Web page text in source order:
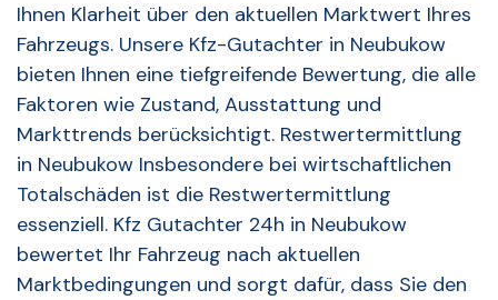
Ihnen Klarheit über den aktuellen Marktwert Ihres
Fahrzeugs. Unsere Kfz-Gutachter in Neubukow
bieten Ihnen eine tiefgreifende Bewertung, die alle
Faktoren wie Zustand, Ausstattung und
Markttrends berücksichtigt. Restwertermittlung
in Neubukow Insbesondere bei wirtschaftlichen
Totalschäden ist die Restwertermittlung
essenziell. Kfz Gutachter 24h in Neubukow
bewertet Ihr Fahrzeug nach aktuellen
Marktbedingungen und sorgt dafür, dass Sie den